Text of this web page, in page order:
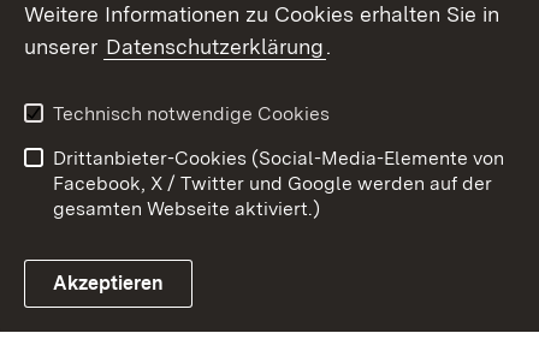
Link zum Landesportal
Kontakt
Datenschutz
Barrierefreiheit
Impressum Cookies
Weitere Informationen zu Cookies erhalten Sie in
unserer Datenschutzerklärung.
Technisch notwendige Cookies
Drittanbieter-Cookies (Social-Media-Elemente von
Facebook, X / Twitter und Google werden auf der
gesamten Webseite aktiviert.)
Akzeptieren